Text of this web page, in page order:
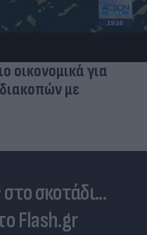
οικονομικά για
με
σκοτάδι...
Flash.gr